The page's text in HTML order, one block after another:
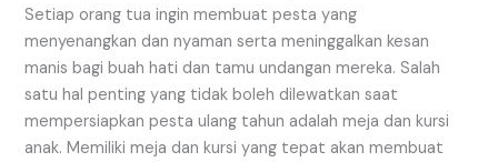
Setiap orang tua ingin membuat pesta yang
menyenangkan dan nyaman serta meninggalkan kesan
manis bagi buah hati dan tamu undangan mereka. Salah
satu hal penting yang tidak boleh dilewatkan saat
mempersiapkan pesta ulang tahun adalah meja dan kursi
anak. Memiliki meja dan kursi yang tepat akan membuat